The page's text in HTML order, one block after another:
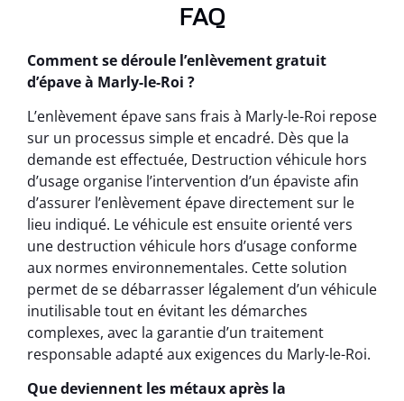
FAQ
Comment se déroule l’enlèvement gratuit
d’épave à Marly-le-Roi ?
L’enlèvement épave sans frais à Marly-le-Roi repose
sur un processus simple et encadré. Dès que la
demande est effectuée, Destruction véhicule hors
d’usage organise l’intervention d’un épaviste afin
d’assurer l’enlèvement épave directement sur le
lieu indiqué. Le véhicule est ensuite orienté vers
une destruction véhicule hors d’usage conforme
aux normes environnementales. Cette solution
permet de se débarrasser légalement d’un véhicule
inutilisable tout en évitant les démarches
complexes, avec la garantie d’un traitement
responsable adapté aux exigences du Marly-le-Roi.
Que deviennent les métaux après la